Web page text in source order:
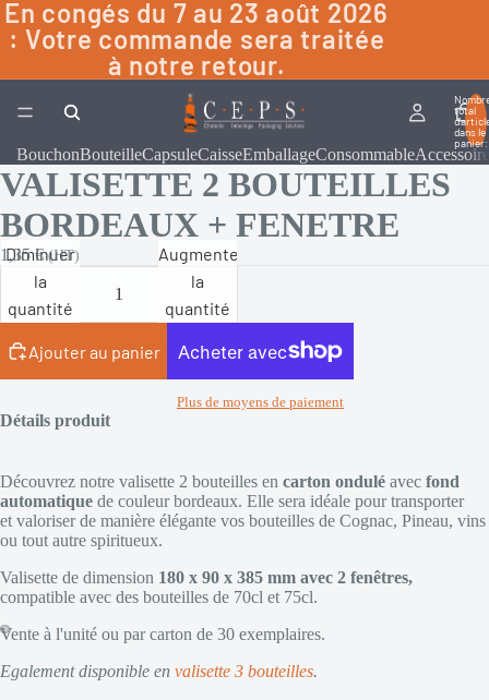
En congés du 7 au 23 août 2026
: Votre commande sera traitée
à notre retour.
total
dans le
BouchonBouteilleCapsuleCaisseEmballageConsommableAccessoire
VALISETTE 2 BOUTEILLES
BORDEAUX + FENETRE
1,35 €(HT)
Diminuer
la
quantité
Augmenter
la
quantité
Ajouter au panier
Plus de moyens de paiement
Détails produit
Découvrez notre valisette 2 bouteilles en carton ondulé avec fond
automatique de couleur bordeaux. Elle sera idéale pour transporter
et valoriser de manière élégante vos bouteilles de Cognac, Pineau, vins
ou tout autre spiritueux.
Valisette de dimension 180 x 90 x 385 mm avec 2 fenêtres,
compatible avec des bouteilles de 70cl et 75cl.
Vente à l'unité ou par carton de 30 exemplaires.
Egalement disponible en valisette 3 bouteilles.